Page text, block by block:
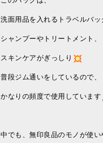
洗面用品を入れるトラベルバッ
シャンプーやトリートメント、
スキンケアがぎっしり
普段ジム通いをしているので、
かなりの頻度で使用しています
中でも、無印良品のモノが使